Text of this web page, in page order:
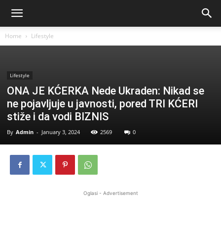
Home Lifestyle
Lifestyle
ONA JE KĆERKA Nede Ukraden: Nikad se
ne pojavljuje u javnosti, pored TRI KĆERI
stiže i da vodi BIZNIS
By Admin - January 3, 2024 2569 0
Oglasi - Advertisement